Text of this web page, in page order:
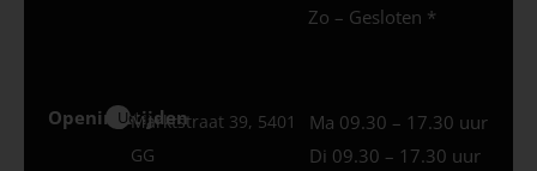
Zo – Gesloten *
Openingstijden
Uden
Marktstraat 39, 5401
GG
Ma 09.30 – 17.30 uur
Di 09.30 – 17.30 uur